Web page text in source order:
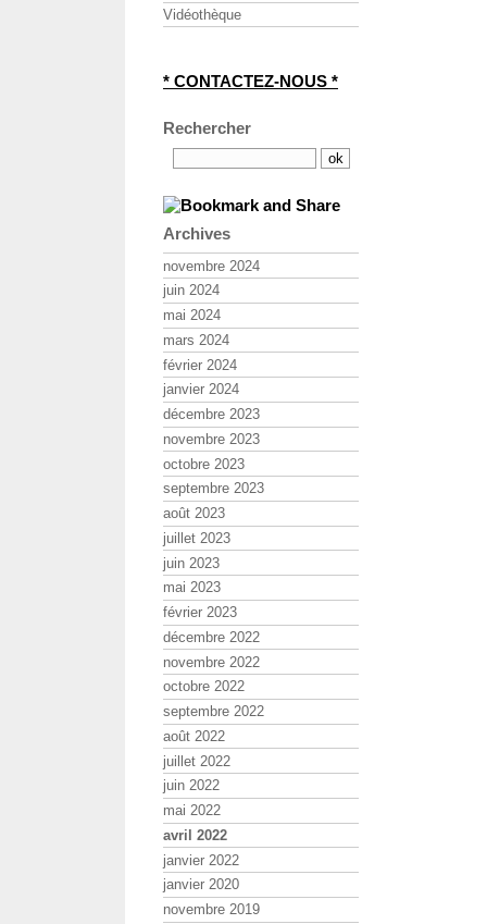
Vidéothèque
* CONTACTEZ-NOUS *
Rechercher
Archives
novembre 2024
juin 2024
mai 2024
mars 2024
février 2024
janvier 2024
décembre 2023
novembre 2023
octobre 2023
septembre 2023
août 2023
juillet 2023
juin 2023
mai 2023
février 2023
décembre 2022
novembre 2022
octobre 2022
septembre 2022
août 2022
juillet 2022
juin 2022
mai 2022
avril 2022
janvier 2022
janvier 2020
novembre 2019